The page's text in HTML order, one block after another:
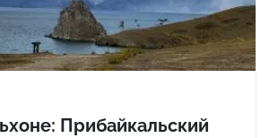
Прибайкальский